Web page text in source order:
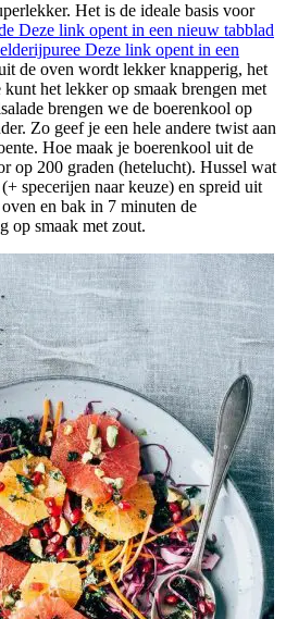
Het is de ideale basis voor
Deze link opent in een nieuw tabblad
Deze link opent in een
de oven wordt lekker knapperig, het
het lekker op smaak brengen met
brengen we de boerenkool op
Zo geef je een hele andere twist aan
Hoe maak je boerenkool uit de
op 200 graden (hetelucht). Hussel wat
specerijen naar keuze) en spreid uit
en bak in 7 minuten de
op smaak met zout.